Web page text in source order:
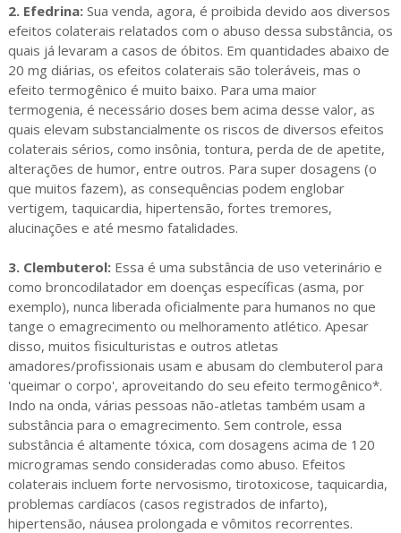
2. Efedrina:Sua venda, agora, é proibida devido aos diversos
efeitos colaterais relatados com o abuso dessa substância, os
quais já levaram a casos de óbitos. Em quantidades abaixo de
20 mg diárias, os efeitos colaterais são toleráveis, mas o
efeito termogênico é muito baixo. Para uma maior
termogenia, é necessário doses bem acima desse valor, as
quais elevam substancialmente os riscos de diversos efeitos
colaterais sérios, como insônia, tontura, perda de de apetite,
alterações de humor, entre outros. Para super dosagens (o
que muitos fazem), as consequências podem englobar
vertigem, taquicardia, hipertensão, fortes tremores,
alucinações e até mesmo fatalidades.
3. Clembuterol:Essa é uma substância de uso veterinário e
como broncodilatador em doenças específicas (asma, por
exemplo), nunca liberada oficialmente para humanos no que
tange o emagrecimento ou melhoramento atlético. Apesar
disso, muitos fisiculturistas e outros atletas
amadores/profissionais usam e abusam do clembuterol para
'queimar o corpo', aproveitando do seu efeito termogênico*.
Indo na onda, várias pessoas não-atletas também usam a
substância para o emagrecimento. Sem controle, essa
substância é altamente tóxica, com dosagens acima de 120
microgramas sendo consideradas como abuso. Efeitos
colaterais incluem forte nervosismo, tirotoxicose, taquicardia,
problemas cardíacos (casos registrados de infarto),
hipertensão, náusea prolongada e vômitos recorrentes.